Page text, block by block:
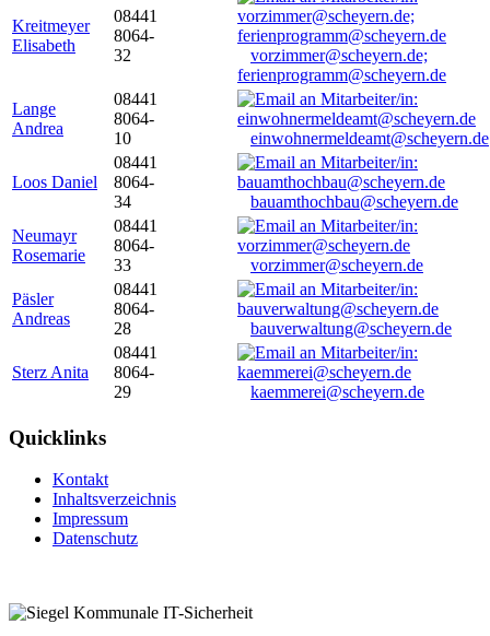
Kreitmeyer
Elisabeth
08441
8064-
32
vorzimmer@scheyern.de;
ferienprogramm@scheyern.de
Lange
Andrea
08441
8064-
10
einwohnermeldeamt@scheyern.de
Loos Daniel
08441
8064-
34
bauamthochbau@scheyern.de
Neumayr
Rosemarie
08441
8064-
33
vorzimmer@scheyern.de
Päsler
Andreas
08441
8064-
28
bauverwaltung@scheyern.de
Sterz Anita
08441
8064-
29
kaemmerei@scheyern.de
Quicklinks
Kontakt
Inhaltsverzeichnis
Impressum
Datenschutz